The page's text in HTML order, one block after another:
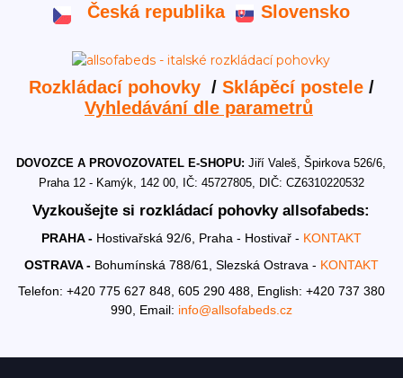
Česká republika Slovensko
Rozkládací pohovky / Sklápěcí postele/
Vyhledávání dle parametrů
DOVOZCE A PROVOZOVATEL E-SHOPU:Jiří Valeš, Špirkova 526/6,
Praha 12 - Kamýk, 142 00, IČ: 45727805, DIČ: CZ6310220532
Vyzkoušejte si rozkládací pohovky allsofabeds:
PRAHA - Hostivařská 92/6, Praha - Hostivař - KONTAKT
OSTRAVA - Bohumínská 788/61, Slezská Ostrava - KONTAKT
Telefon: +420 775 627 848, 605 290 488, English: +420 737 380
990, Email: info@allsofabeds.cz